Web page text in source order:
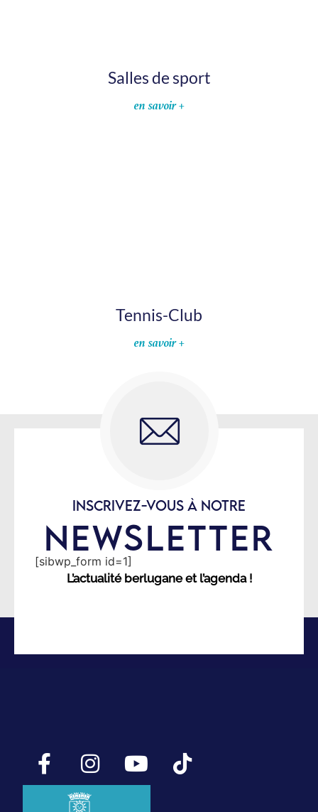
Salles de sport
en savoir +
Tennis-Club
en savoir +
INSCRIVEZ-VOUS À NOTRE
NEWSLETTER
[sibwp_form id=1]
L’actualité berlugane et l’agenda !